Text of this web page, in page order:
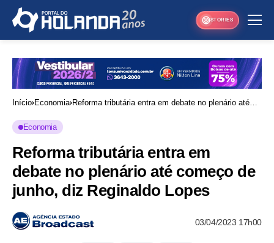
STORIES
Início Economia Reforma tributária entra em debate no plenário até
Economia
Reforma tributária entra em
debate no plenário até começo de
junho, diz Reginaldo Lopes
03/04/2023 17h00